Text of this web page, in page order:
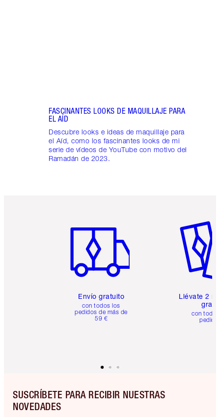
FASCINANTES LOOKS DE MAQUILLAJE PARA
EL AÍD
Descubre looks e ideas de maquillaje para
el Aíd, como los fascinantes looks de mi
serie de vídeos de YouTube con motivo del
Ramadán de 2023.
Envío gratuito
con todos los
pedidos de más de
59 €
Llévate 2
gratis
con
SUSCRÍBETE PARA RECIBIR NUESTRAS
NOVEDADES